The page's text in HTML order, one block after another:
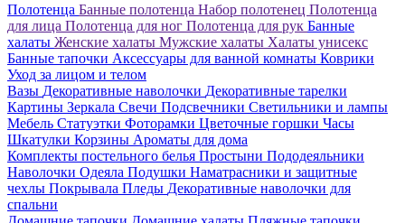
Полотенца Банные полотенца Набор полотенец Полотенца
для лица Полотенца для ног Полотенца для рук Банные
халаты Женские халаты Мужские халаты Халаты унисекс
Банные тапочки Аксессуары для ванной комнаты Коврики
Уход за лицом и телом
Вазы Декоративные наволочки Декоративные тарелки
Картины Зеркала Свечи Подсвечники Светильники и лампы
Мебель Статуэтки Фоторамки Цветочные горшки Часы
Шкатулки Корзины Ароматы для дома
Комплекты постельного белья Простыни Пододеяльники
Наволочки Одеяла Подушки Наматрасники и защитные
чехлы Покрывала Пледы Декоративные наволочки для
спальни